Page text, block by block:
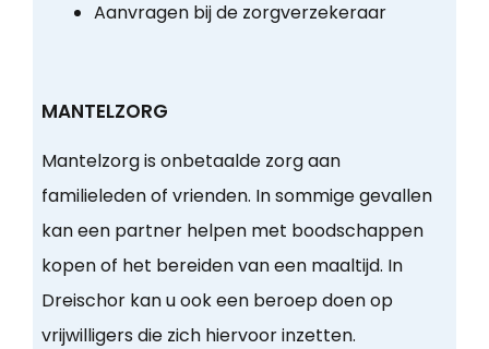
Aanvragen bij de zorgverzekeraar
MANTELZORG
Mantelzorg is onbetaalde zorg aan
familieleden of vrienden. In sommige gevallen
kan een partner helpen met boodschappen
kopen of het bereiden van een maaltijd. In
Dreischor kan u ook een beroep doen op
vrijwilligers die zich hiervoor inzetten.